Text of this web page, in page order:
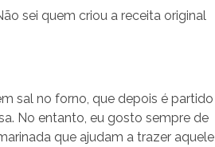
sei quem criou a receita original
sal no forno, que depois é partido
No entanto, eu gosto sempre de
que ajudam a trazer aquele